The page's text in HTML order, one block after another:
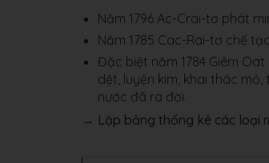
Năm 1796 Ac-Crai-tơ phát
Năm 1785 Cac-Rai-tơ chế
Đặc biệt năm 1784 Giêm
dệt, luyện kim, khai thác mỏ,
nước đã ra đời.
→ Lập bảng thống kê các loại